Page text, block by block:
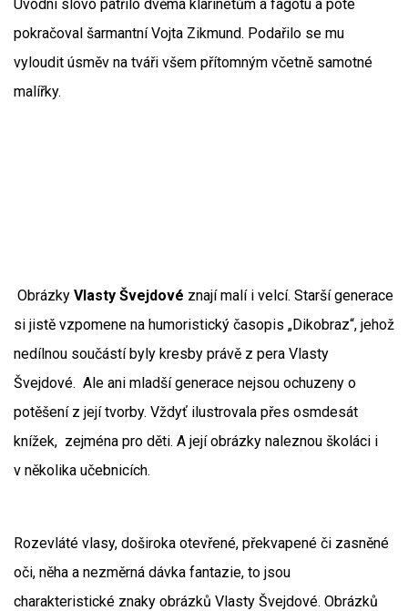
Úvodní slovo patřilo dvěma klarinetům a fagotu a poté
pokračoval šarmantní Vojta Zikmund. Podařilo se mu
vyloudit úsměv na tváři všem přítomným včetně samotné
malířky.
Obrázky Vlasty Švejdové znají malí i velcí. Starší generace
si jistě vzpomene na humoristický časopis „Dikobraz“, jehož
nedílnou součástí byly kresby právě z pera Vlasty
Švejdové. Ale ani mladší generace nejsou ochuzeny o
potěšení z její tvorby. Vždyť ilustrovala přes osmdesát
knížek, zejména pro děti. A její obrázky naleznou školáci i
v několika učebnicích.
Rozevláté vlasy, doširoka otevřené, překvapené či zasněné
oči, něha a nezměrná dávka fantazie, to jsou
charakteristické znaky obrázků Vlasty Švejdové. Obrázků